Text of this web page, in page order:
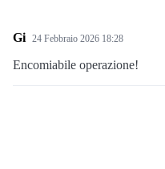
Gi 24 Febbraio 2026 18:28
Encomiabile operazione!